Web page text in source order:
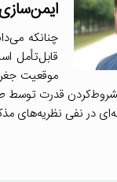
چنانکه
قابل‌تأمل
موقعیت
قدرت توسط
در نفی نظریه‌های